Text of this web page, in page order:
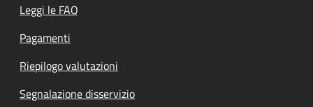
Leggi le FAQ
Pagamenti
Riepilogo valutazioni
Segnalazione disservizio